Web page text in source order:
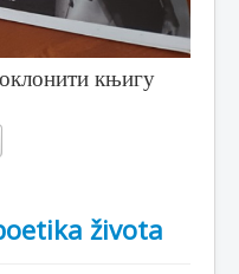
књигу
života